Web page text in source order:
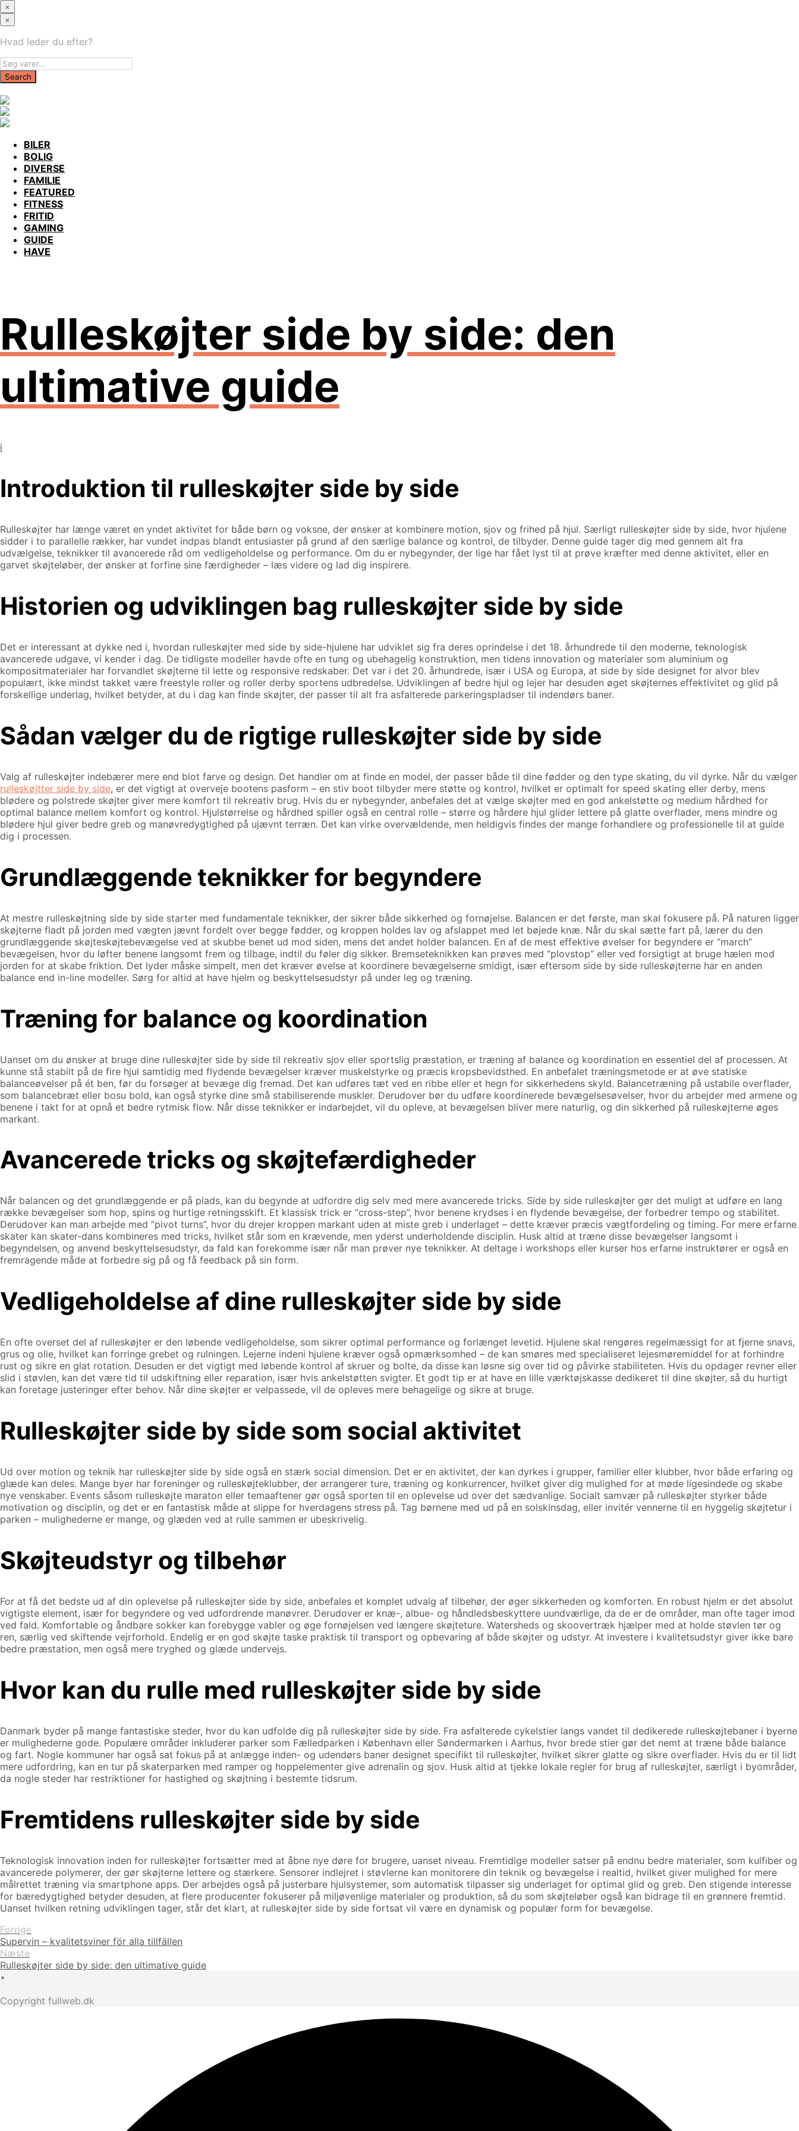
×
×
Hvad leder du efter?
BILER
BOLIG
DIVERSE
FAMILIE
FEATURED
FITNESS
FRITID
GAMING
GUIDE
HAVE
Rulleskøjter side by side: den
ultimative guide
i
Introduktion til rulleskøjter side by side
Rulleskøjter har længe været en yndet aktivitet for både børn og voksne, der ønsker at kombinere motion, sjov og frihed på hjul. Særligt rulleskøjter side by side, hvor hjulene
sidder i to parallelle rækker, har vundet indpas blandt entusiaster på grund af den særlige balance og kontrol, de tilbyder. Denne guide tager dig med gennem alt fra
udvælgelse, teknikker til avancerede råd om vedligeholdelse og performance. Om du er nybegynder, der lige har fået lyst til at prøve kræfter med denne aktivitet, eller en
garvet skøjteløber, der ønsker at forfine sine færdigheder – læs videre og lad dig inspirere.
Historien og udviklingen bag rulleskøjter side by side
Det er interessant at dykke ned i, hvordan rulleskøjter med side by side-hjulene har udviklet sig fra deres oprindelse i det 18. århundrede til den moderne, teknologisk
avancerede udgave, vi kender i dag. De tidligste modeller havde ofte en tung og ubehagelig konstruktion, men tidens innovation og materialer som aluminium og
kompositmaterialer har forvandlet skøjterne til lette og responsive redskaber. Det var i det 20. århundrede, især i USA og Europa, at side by side designet for alvor blev
populært, ikke mindst takket være freestyle roller og roller derby sportens udbredelse. Udviklingen af bedre hjul og lejer har desuden øget skøjternes effektivitet og glid på
forskellige underlag, hvilket betyder, at du i dag kan finde skøjter, der passer til alt fra asfalterede parkeringspladser til indendørs baner.
Sådan vælger du de rigtige rulleskøjter side by side
Valg af rulleskøjter indebærer mere end blot farve og design. Det handler om at finde en model, der passer både til dine fødder og den type skating, du vil dyrke. Når du vælger
rulleskøjtter side by side, er det vigtigt at overveje bootens pasform – en stiv boot tilbyder mere støtte og kontrol, hvilket er optimalt for speed skating eller derby, mens
blødere og polstrede skøjter giver mere komfort til rekreativ brug. Hvis du er nybegynder, anbefales det at vælge skøjter med en god ankelstøtte og medium hårdhed for
optimal balance mellem komfort og kontrol. Hjulstørrelse og hårdhed spiller også en central rolle – større og hårdere hjul glider lettere på glatte overflader, mens mindre og
blødere hjul giver bedre greb og manøvredygtighed på ujævnt terræn. Det kan virke overvældende, men heldigvis findes der mange forhandlere og professionelle til at guide
dig i processen.
Grundlæggende teknikker for begyndere
At mestre rulleskøjtning side by side starter med fundamentale teknikker, der sikrer både sikkerhed og fornøjelse. Balancen er det første, man skal fokusere på. På naturen ligger
skøjterne fladt på jorden med vægten jævnt fordelt over begge fødder, og kroppen holdes lav og afslappet med let bøjede knæ. Når du skal sætte fart på, lærer du den
grundlæggende skøjteskøjtebevægelse ved at skubbe benet ud mod siden, mens det andet holder balancen. En af de mest effektive øvelser for begyndere er “march”
bevægelsen, hvor du løfter benene langsomt frem og tilbage, indtil du føler dig sikker. Bremseteknikken kan prøves med “plovstop” eller ved forsigtigt at bruge hælen mod
jorden for at skabe friktion. Det lyder måske simpelt, men det kræver øvelse at koordinere bevægelserne smidigt, især eftersom side by side rulleskøjterne har en anden
balance end in-line modeller. Sørg for altid at have hjelm og beskyttelsesudstyr på under leg og træning.
Træning for balance og koordination
Uanset om du ønsker at bruge dine rulleskøjter side by side til rekreativ sjov eller sportslig præstation, er træning af balance og koordination en essentiel del af processen. At
kunne stå stabilt på de fire hjul samtidig med flydende bevægelser kræver muskelstyrke og præcis kropsbevidsthed. En anbefalet træningsmetode er at øve statiske
balanceøvelser på ét ben, før du forsøger at bevæge dig fremad. Det kan udføres tæt ved en ribbe eller et hegn for sikkerhedens skyld. Balancetræning på ustabile overflader,
som balancebræt eller bosu bold, kan også styrke dine små stabiliserende muskler. Derudover bør du udføre koordinerede bevægelsesøvelser, hvor du arbejder med armene og
benene i takt for at opnå et bedre rytmisk flow. Når disse teknikker er indarbejdet, vil du opleve, at bevægelsen bliver mere naturlig, og din sikkerhed på rulleskøjterne øges
markant.
Avancerede tricks og skøjtefærdigheder
Når balancen og det grundlæggende er på plads, kan du begynde at udfordre dig selv med mere avancerede tricks. Side by side rulleskøjter gør det muligt at udføre en lang
række bevægelser som hop, spins og hurtige retningsskift. Et klassisk trick er “cross-step”, hvor benene krydses i en flydende bevægelse, der forbedrer tempo og stabilitet.
Derudover kan man arbejde med “pivot turns”, hvor du drejer kroppen markant uden at miste greb i underlaget – dette kræver præcis vægtfordeling og timing. For mere erfarne
skater kan skater-dans kombineres med tricks, hvilket står som en krævende, men yderst underholdende disciplin. Husk altid at træne disse bevægelser langsomt i
begyndelsen, og anvend beskyttelsesudstyr, da fald kan forekomme især når man prøver nye teknikker. At deltage i workshops eller kurser hos erfarne instruktører er også en
fremragende måde at forbedre sig på og få feedback på sin form.
Vedligeholdelse af dine rulleskøjter side by side
En ofte overset del af rulleskøjter er den løbende vedligeholdelse, som sikrer optimal performance og forlænget levetid. Hjulene skal rengøres regelmæssigt for at fjerne snavs,
grus og olie, hvilket kan forringe grebet og rulningen. Lejerne indeni hjulene kræver også opmærksomhed – de kan smøres med specialiseret lejesmøremiddel for at forhindre
rust og sikre en glat rotation. Desuden er det vigtigt med løbende kontrol af skruer og bolte, da disse kan løsne sig over tid og påvirke stabiliteten. Hvis du opdager revner eller
slid i støvlen, kan det være tid til udskiftning eller reparation, især hvis ankelstøtten svigter. Et godt tip er at have en lille værktøjskasse dedikeret til dine skøjter, så du hurtigt
kan foretage justeringer efter behov. Når dine skøjter er velpassede, vil de opleves mere behagelige og sikre at bruge.
Rulleskøjter side by side som social aktivitet
Ud over motion og teknik har rulleskøjter side by side også en stærk social dimension. Det er en aktivitet, der kan dyrkes i grupper, familier eller klubber, hvor både erfaring og
glæde kan deles. Mange byer har foreninger og rulleskøjteklubber, der arrangerer ture, træning og konkurrencer, hvilket giver dig mulighed for at møde ligesindede og skabe
nye venskaber. Events såsom rulleskøjte maraton eller temaaftener gør også sporten til en oplevelse ud over det sædvanlige. Socialt samvær på rulleskøjter styrker både
motivation og disciplin, og det er en fantastisk måde at slippe for hverdagens stress på. Tag børnene med ud på en solskinsdag, eller invitér vennerne til en hyggelig skøjtetur i
parken – mulighederne er mange, og glæden ved at rulle sammen er ubeskrivelig.
Skøjteudstyr og tilbehør
For at få det bedste ud af din oplevelse på rulleskøjter side by side, anbefales et komplet udvalg af tilbehør, der øger sikkerheden og komforten. En robust hjelm er det absolut
vigtigste element, især for begyndere og ved udfordrende manøvrer. Derudover er knæ-, albue- og håndledsbeskyttere uundværlige, da de er de områder, man ofte tager imod
ved fald. Komfortable og åndbare sokker kan forebygge vabler og øge fornøjelsen ved længere skøjteture. Watersheds og skoovertræk hjælper med at holde støvlen tør og
ren, særlig ved skiftende vejrforhold. Endelig er en god skøjte taske praktisk til transport og opbevaring af både skøjter og udstyr. At investere i kvalitetsudstyr giver ikke bare
bedre præstation, men også mere tryghed og glæde undervejs.
Hvor kan du rulle med rulleskøjter side by side
Danmark byder på mange fantastiske steder, hvor du kan udfolde dig på rulleskøjter side by side. Fra asfalterede cykelstier langs vandet til dedikerede rulleskøjtebaner i byerne
er mulighederne gode. Populære områder inkluderer parker som Fælledparken i København eller Søndermarken i Aarhus, hvor brede stier gør det nemt at træne både balance
og fart. Nogle kommuner har også sat fokus på at anlægge inden- og udendørs baner designet specifikt til rulleskøjter, hvilket sikrer glatte og sikre overflader. Hvis du er til lidt
mere udfordring, kan en tur på skaterparken med ramper og hoppelementer give adrenalin og sjov. Husk altid at tjekke lokale regler for brug af rulleskøjter, særligt i byområder,
da nogle steder har restriktioner for hastighed og skøjtning i bestemte tidsrum.
Fremtidens rulleskøjter side by side
Teknologisk innovation inden for rulleskøjter fortsætter med at åbne nye døre for brugere, uanset niveau. Fremtidige modeller satser på endnu bedre materialer, som kulfiber og
avancerede polymerer, der gør skøjterne lettere og stærkere. Sensorer indlejret i støvlerne kan monitorere din teknik og bevægelse i realtid, hvilket giver mulighed for mere
målrettet træning via smartphone apps. Der arbejdes også på justerbare hjulsystemer, som automatisk tilpasser sig underlaget for optimal glid og greb. Den stigende interesse
for bæredygtighed betyder desuden, at flere producenter fokuserer på miljøvenlige materialer og produktion, så du som skøjteløber også kan bidrage til en grønnere fremtid.
Uanset hvilken retning udviklingen tager, står det klart, at rulleskøjter side by side fortsat vil være en dynamisk og populær form for bevægelse.
Forrige
Supervin – kvalitetsviner för alla tillfällen
Næste
Rulleskøjter side by side: den ultimative guide
•
Copyright fullweb.dk